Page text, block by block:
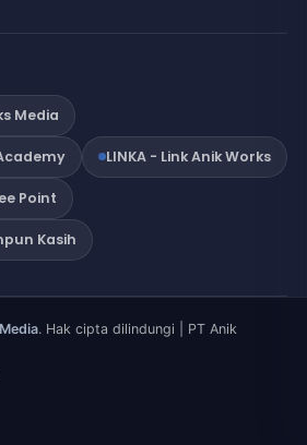
Media
LINKA - Link Anik Works
Point
Kasih
. Hak cipta dilindungi | PT Anik